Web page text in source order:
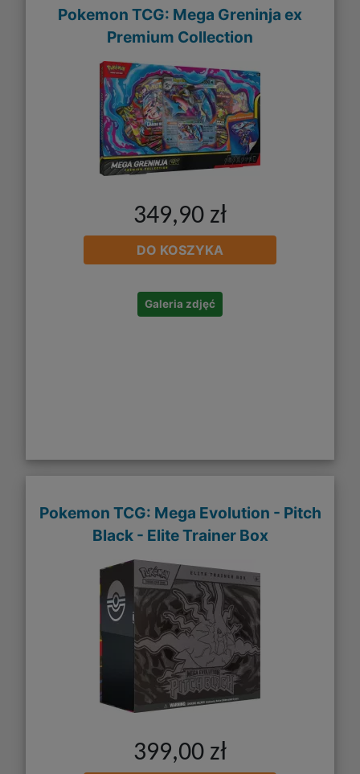
Pokemon TCG: Mega Greninja ex
Premium Collection
349,90 zł
DO KOSZYKA
Galeria zdjęć
Pokemon TCG: Mega Evolution - Pitch
Black - Elite Trainer Box
399,00 zł